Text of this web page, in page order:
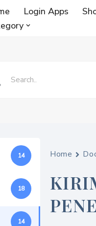
Login Apps
14
18
14
Home